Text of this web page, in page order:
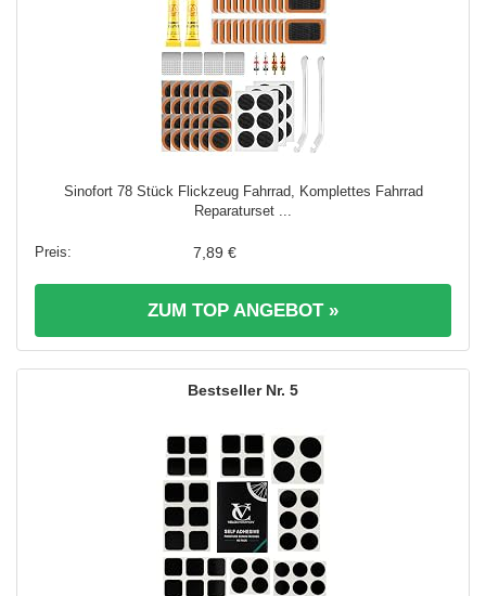
Sinofort 78 Stück Flickzeug Fahrrad, Komplettes Fahrrad
Reparaturset ...
7,89 €
ZUM TOP ANGEBOT »
5